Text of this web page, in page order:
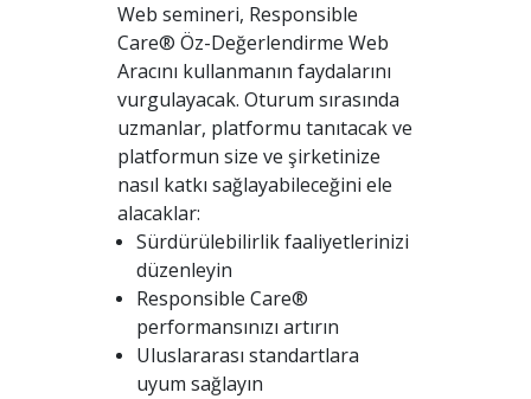
Web semineri, Responsible
Care® Öz-Değerlendirme Web
Aracını kullanmanın faydalarını
vurgulayacak. Oturum sırasında
uzmanlar, platformu tanıtacak ve
platformun size ve şirketinize
nasıl katkı sağlayabileceğini ele
alacaklar:
Sürdürülebilirlik faaliyetlerinizi
düzenleyin
Responsible Care®
performansınızı artırın
Uluslararası standartlara
uyum sağlayın